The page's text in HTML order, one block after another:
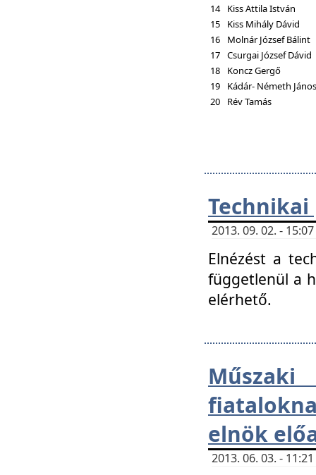
14 Kiss Attila István
15
Kiss Mihály Dávid
16
Molnár József Bálint
17 Csurgai József Dávid
18
Koncz Gergő
19
Kádár- Németh János
20
Rév Tamás
2013. 09. 02. -
Elnézést a
függetlenül a
elérhető.
elnök
2013. 06. 03. -